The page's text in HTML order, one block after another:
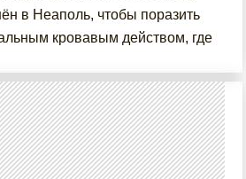
в Неаполь, чтобы поразить
кровавым действом, где